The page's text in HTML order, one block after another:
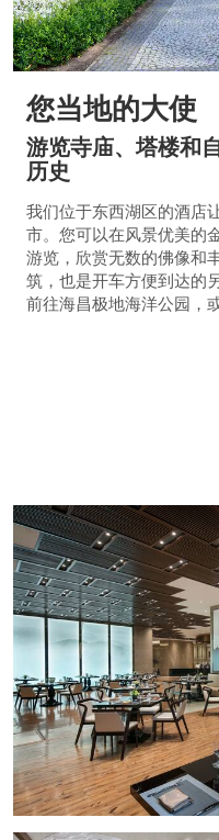
您当地的大使
游览寺庙、塔楼和
历史
我们位于东西湖区的酒店
市。您可以在风景优美的
游览，欣赏无数的佛像和
筑，也是开车方便到达的
前往海昌极地海洋公园，